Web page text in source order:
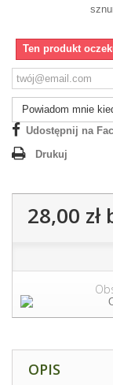
Ten produkt
Powiadom mnie
Udostępnij na
Drukuj
28,00 zł
OPIS